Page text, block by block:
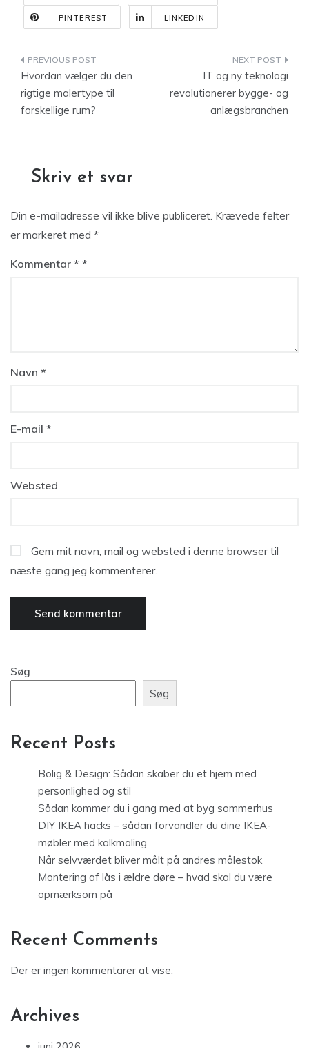
PINTEREST LINKEDIN
Indlægsnavigation
Hvordan vælger du den
rigtige malertype til
forskellige rum?
IT og ny teknologi
revolutionerer bygge- og
anlægsbranchen
Skriv et svar
Din e-mailadresse vil ikke blive publiceret. Krævede felter
er markeret med *
Kommentar *
Navn *
E-mail *
Websted
Gem mit navn, mail og websted i denne browser til
næste gang jeg kommenterer.
Søg
Søg
Recent Posts
Bolig & Design: Sådan skaber du et hjem med
personlighed og stil
Sådan kommer du i gang med at byg sommerhus
DIY IKEA hacks – sådan forvandler du dine IKEA-
møbler med kalkmaling
Når selvværdet bliver målt på andres målestok
Montering af lås i ældre døre – hvad skal du være
opmærksom på
Recent Comments
Der er ingen kommentarer at vise.
Archives